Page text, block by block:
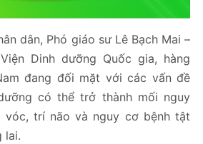
dân, Phó giáo sư Lê Bạch Mai –
Dinh dưỡng Quốc gia, hàng
đang đối mặt với các vấn đề
có thể trở thành mối nguy
vóc, trí não và nguy cơ bệnh tật
lai.